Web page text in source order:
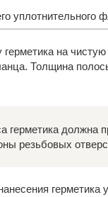
на
Толщина
герметика должна
резьбовых
герметика